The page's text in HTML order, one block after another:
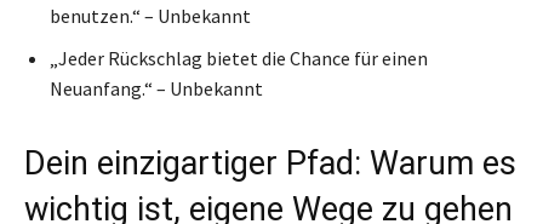
benutzen.“ – Unbekannt
„Jeder Rückschlag bietet die Chance für einen
Neuanfang.“ – Unbekannt
Dein einzigartiger Pfad: Warum es
wichtig ist, eigene Wege zu gehen